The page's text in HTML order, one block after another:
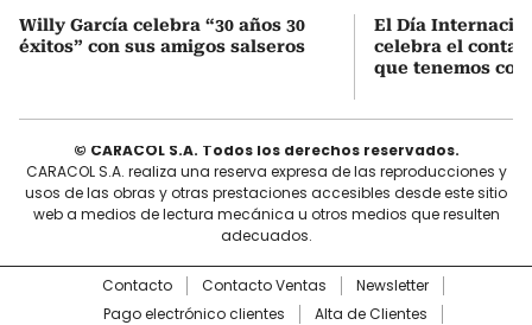
Willy García celebra “30 años 30
éxitos” con sus amigos salseros
El Día
celebra el
que tenemos
© CARACOL S.A. Todos los derechos reservados.
CARACOL S.A. realiza una reserva expresa de las reproducciones y
usos de las obras y otras prestaciones accesibles desde este sitio
web a medios de lectura mecánica u otros medios que resulten
adecuados.
Contacto Contacto Ventas
Newsletter
Pago electrónico clientes
Alta de Clientes